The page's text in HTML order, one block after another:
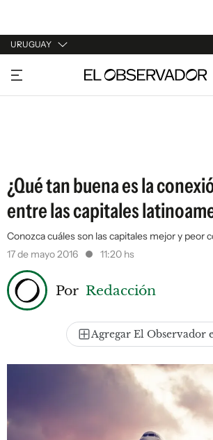
URUGUAY
URUGUAY
ARGENTINA
¿Qué tan buena es la
entre las capitales
Conozca cuáles son las capitales mejor y peor
17 de mayo 2016
11:20 hs
Por Redacción
Agregar El Observador